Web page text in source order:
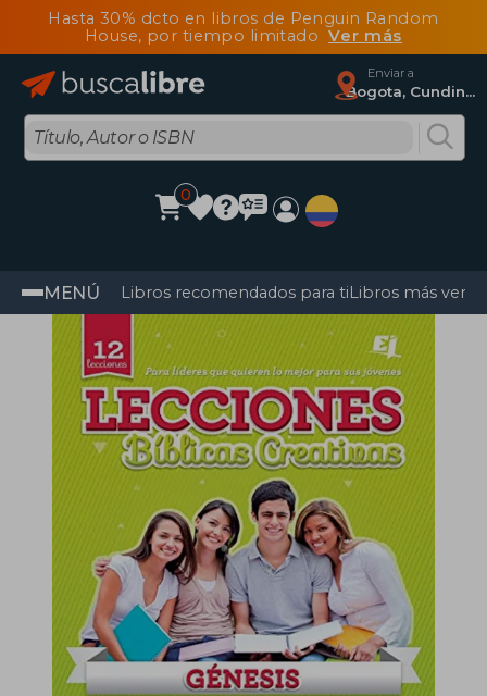
Hasta 30% dcto en libros de Penguin Random
House, por tiempo limitadoVer más
Enviar a
Bogota, Cundinamarca
0
MENÚ Libros recomendados para tiLibros más